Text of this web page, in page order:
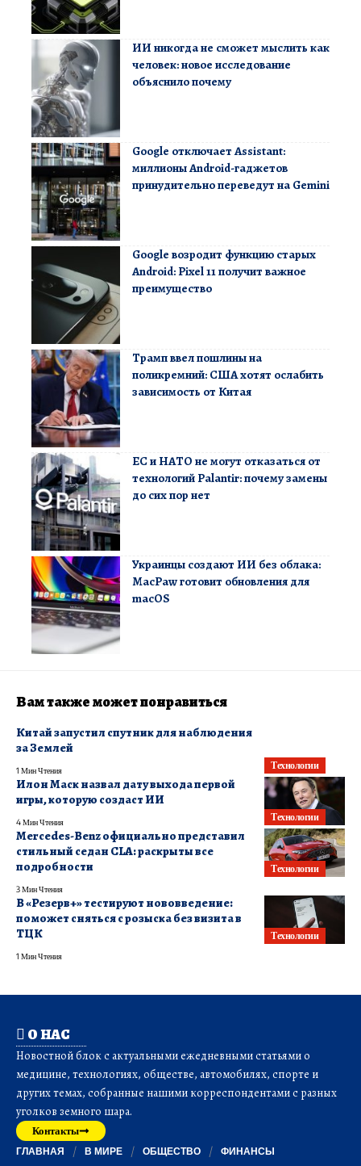
ИИ никогда не сможет мыслить как
человек: новое исследование
объяснило почему
Google отключает Assistant:
миллионы Android-гаджетов
принудительно переведут на Gemini
Google возродит функцию старых
Android: Pixel 11 получит важное
преимущество
Трамп ввел пошлины на
поликремний: США хотят ослабить
зависимость от Китая
ЕС и НАТО не могут отказаться от
технологий Palantir: почему замены
до сих пор нет
Украинцы создают ИИ без облака:
MacPaw готовит обновления для
macOS
Вам также может понравиться
Технологии
Китай запустил спутник для наблюдения
за Землей
1 Мин Чтения
Технологии
Илон Маск назвал дату выхода первой
игры, которую создаст ИИ
4 Мин Чтения
Технологии
Mercedes-Benz официально представил
стильный седан CLA: раскрыты все
подробности
3 Мин Чтения
Технологии
В «Резерв+» тестируют нововведение:
поможет сняться с розыска без визита в
ТЦК
1 Мин Чтения
О НАС
Новостной блок с актуальными ежедневными статьями о
медицине, технологиях, обществе, автомобилях, спорте и
других темах, собранные нашими корреспондентами с разных
уголков земного шара.
Контакты
ГЛАВНАЯ В МИРЕ ОБЩЕСТВО
ФИНАНСЫ